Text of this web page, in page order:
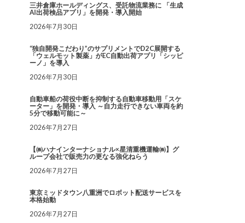
三井倉庫ホールディングス、受託物流業務に 「生成
AI出荷検品アプリ」を開発・導入開始
2026年7月30日
“独自開発こだわり”のサプリメントでD2C展開する
「ウェルモット製薬」がEC自動出荷アプリ「シッピ
ーノ」を導入
2026年7月30日
自動車船の荷役中断を抑制する自動車移動用「スケ
ーター」を開発・導入 ～自力走行できない車両を約
5分で移動可能に～
2026年7月27日
【㈱ハナインターナショナル×星清重機運輸㈱】グ
ループ会社で販売力の更なる強化ねらう
2026年7月27日
東京ミッドタウン八重洲でロボット配送サービスを
本格始動
2026年7月27日